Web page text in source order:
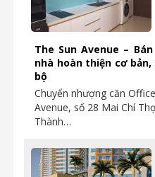
The Sun Avenue –
nhà hoàn thiện cơ
bộ
Chuyển nhượng căn
Avenue, số 28 Mai Chí
Thành…